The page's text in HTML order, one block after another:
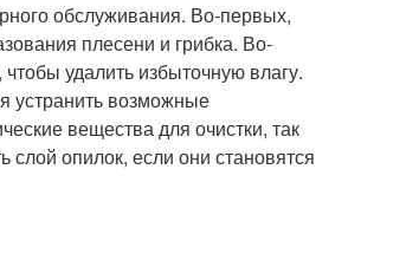
обслуживания. Во-первых,
плесени и грибка. Во-
удалить избыточную влагу.
устранить возможные
вещества для очистки, так
слой опилок, если они становятся